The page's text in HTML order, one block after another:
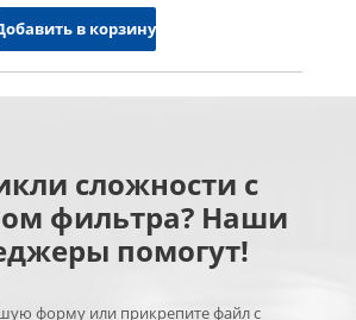
в корзину
сложности с
фильтра? Наши
помогут!
форму или прикрепите файл с